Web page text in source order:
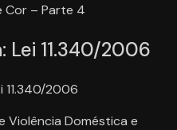
Cor – Parte 4
Lei 11.340/2006
11.340/2006
Violência Doméstica e